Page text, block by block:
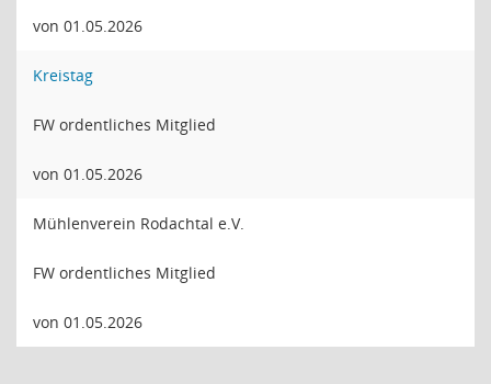
von 01.05.2026
Kreistag
FW ordentliches Mitglied
von 01.05.2026
Mühlenverein Rodachtal e.V.
FW ordentliches Mitglied
von 01.05.2026